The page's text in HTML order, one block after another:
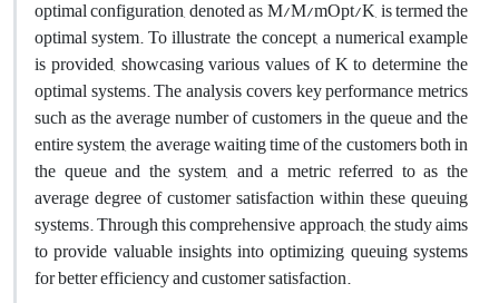
optimal configuration, denoted as M/M/mOpt/K, is termed the
optimal system. To illustrate the concept, a numerical example
is provided, showcasing various values of K to determine the
optimal systems. The analysis covers key performance metrics
such as the average number of customers in the queue and the
entire system, the average waiting time of the customers both in
the queue and the system, and a metric referred to as the
average degree of customer satisfaction within these queuing
systems. Through this comprehensive approach, the study aims
to provide valuable insights into optimizing queuing systems
for better efficiency and customer satisfaction.